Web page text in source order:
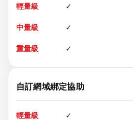
✓
✓
✓
自訂網域綁定協助
✓